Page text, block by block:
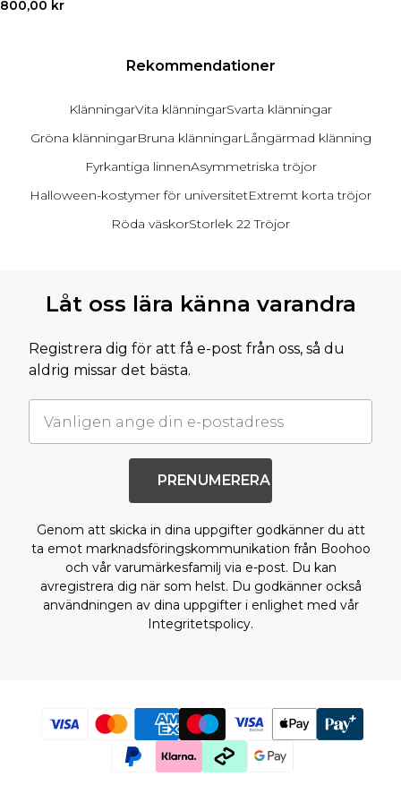
Sneakers & hi-tops
Väskor & plånböcker
Solglasögon
Strumpor
Visa alla accessoarer
Handla hela herrrean
REA-toppar
REA-byxor
REA-träningsset
REA-jackor
REA-skjortor
REA-kostymer
800,00 kr
Rekommendationer
KlänningarVita klänningarSvarta klänningar
Gröna klänningarBruna klänningarLångärmad klänning
Fyrkantiga linnenAsymmetriska tröjor
Halloween-kostymer för universitetExtremt korta tröjor
Röda väskorStorlek 22 Tröjor
Låt oss lära känna varandra
Registrera dig för att få e-post från oss, så du
aldrig missar det bästa.
PRENUMERERA
Genom att skicka in dina uppgifter godkänner du att
ta emot marknadsföringskommunikation från Boohoo
och vår varumärkesfamilj via e-post. Du kan
avregistrera dig när som helst. Du godkänner också
användningen av dina uppgifter i enlighet med vår
Integritetspolicy.